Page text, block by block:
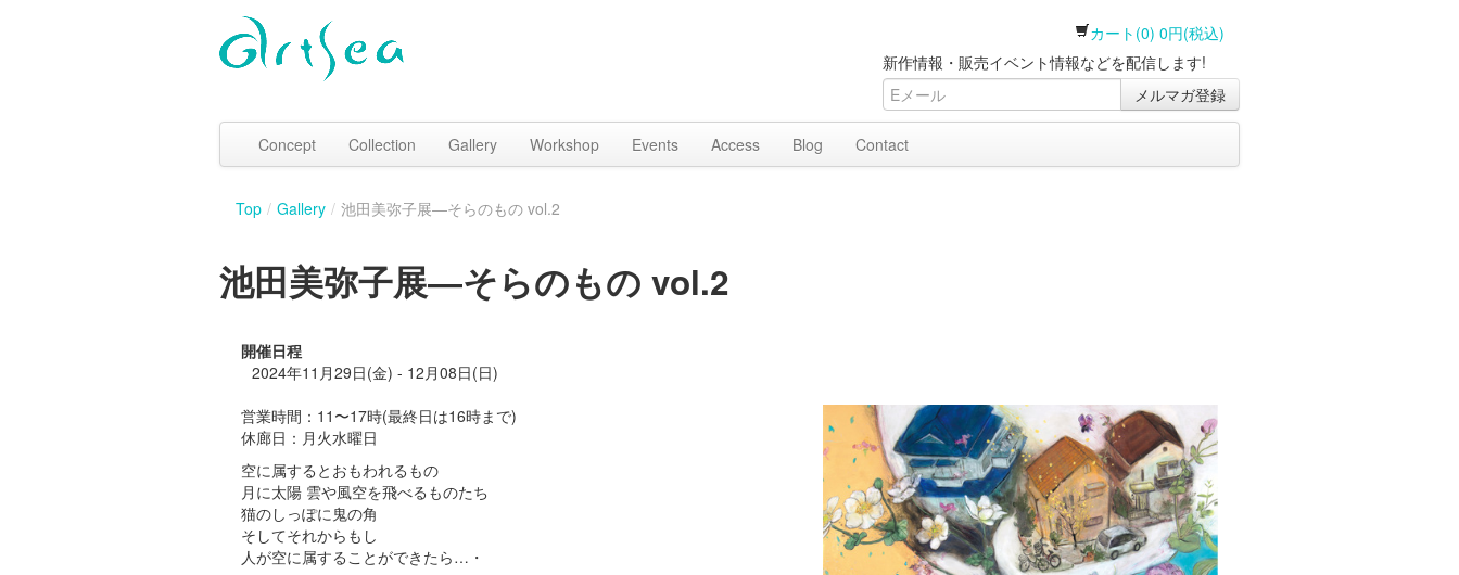
カート(0) 0円(税込)
新作情報・販売イベント情報などを配信します!
メルマガ登録
Concept Collection Gallery Workshop Events Access Blog Contact
Top / Gallery / 池田美弥子展―そらのもの vol.2
池田美弥子展―そらのもの vol.2
開催日程
2024年11月29日(金) - 12月08日(日)
営業時間：11〜17時(最終日は16時まで)
休廊日：月火水曜日
空に属するとおもわれるもの
月に太陽 雲や風空を飛べるものたち
猫のしっぽに鬼の角
そしてそれからもし
人が空に属することができたら…・